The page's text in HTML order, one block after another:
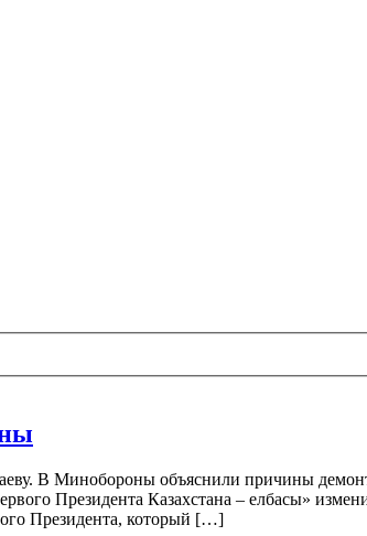
В Минобороны объяснили причины
Президента Казахстана – елбасы»
Президента, который […]